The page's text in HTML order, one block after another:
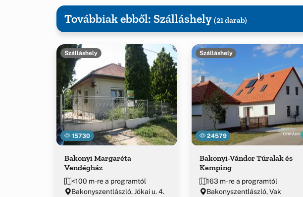
Továbbiak ebből: Szálláshely (21 darab)
15730
Szálláshely
Bakonyi Margaréta
Vendégház
<100 m-re a programtól
Bakonyszentlászló, Jókai u. 4.
24579
Szálláshely
Bakonyi-Vándor Túralak és
Kemping
163 m-re a programtól
Bakonyszentlászló, Vak